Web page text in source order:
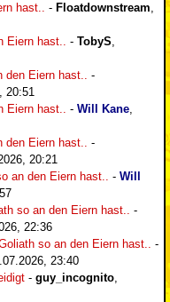
hast.. - Floatdownstream
hast..
- TobyS
Eiern hast..
-
20:51
hast..
- Will Kane
Eiern hast..
-
20:21
an den Eiern hast..
- Will
so an den Eiern hast..
-
22:36
so an den Eiern hast..
-
23:40
- guy_incognito